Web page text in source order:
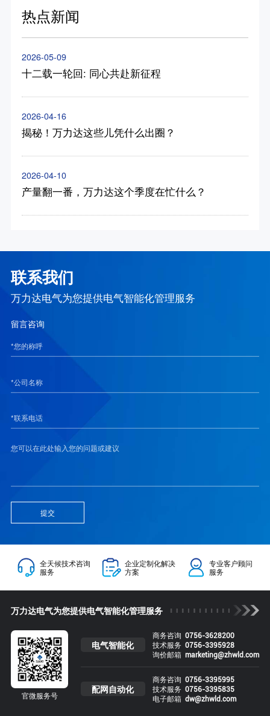
热点新闻
2026-05-09
十二载一轮回: 同心共赴新征程
2026-04-16
揭秘！万力达这些儿凭什么出圈？
2026-04-10
产量翻一番，万力达这个季度在忙什么？
联系我们
万力达电气为您提供电气智能化管理服务
留言咨询
提交
全天候技术咨询
服务
企业定制化解决
方案
专业客户顾问
服务
万力达电气为您提供电气智能化管理服务
官微服务号
电气智能化
商务咨询 0756-3628200
技术服务 0756-3395928
询价邮箱 marketing@zhwld.com
配网自动化
商务咨询 0756-3395995
技术服务 0756-3395835
电子邮箱 dw@zhwld.com